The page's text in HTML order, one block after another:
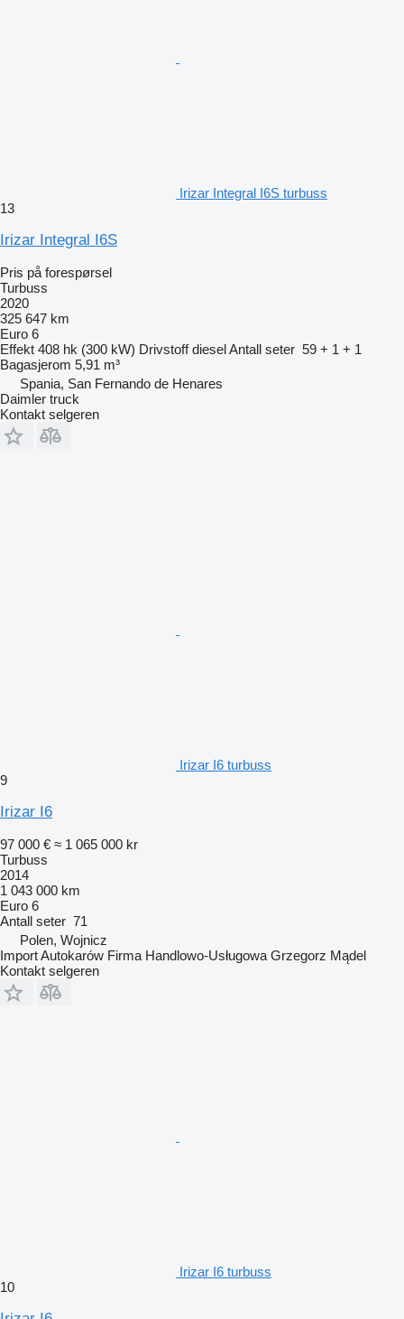
Irizar Integral I6S turbuss
13
Irizar Integral I6S
Pris på forespørsel
Turbuss
2020
325 647 km
Euro 6
Effekt 408 hk (300 kW) Drivstoff dieselAntall seter 59 + 1 + 1
Bagasjerom 5,91 m³
Spania, San Fernando de Henares
Daimler truck
Kontakt selgeren
Irizar I6 turbuss
9
Irizar I6
97 000 € ≈ 1 065 000 kr
Turbuss
2014
1 043 000 km
Euro 6
Antall seter 71
Polen, Wojnicz
Import Autokarów Firma Handlowo-Usługowa Grzegorz Mądel
Kontakt selgeren
Irizar I6 turbuss
10